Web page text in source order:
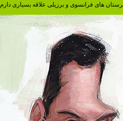
های فرانسوی و برزیلی علاقه بسیاری دارم.